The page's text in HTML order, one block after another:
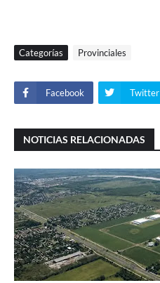
Categorías Provinciales
Facebook Twitter
NOTICIAS RELACIONADAS